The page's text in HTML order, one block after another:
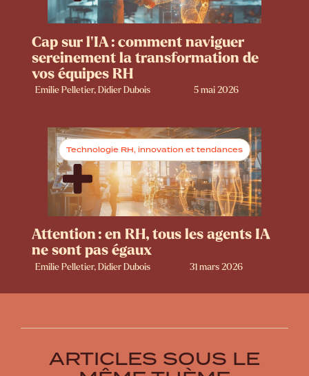
Cap sur l’IA : comment naviguer
sereinement la transformation de
vos équipes RH
Emilie Pelletier, Didier Dubois 5 mai 2026
Technologie RH, innovation et tendances
Attention : en RH, tous les agents IA
ne sont pas égaux
Emilie Pelletier, Didier Dubois 31 mars 2026
ARTICLES SOUS LE